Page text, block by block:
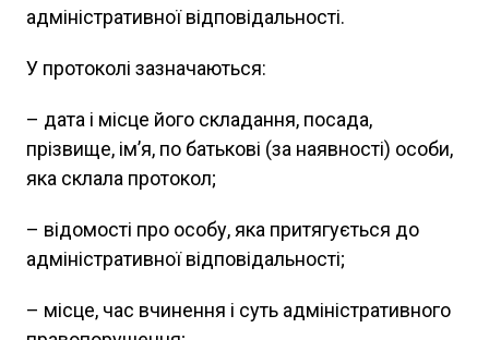
адміністративної відповідальності.
У протоколі зазначаються:
– дата і місце його складання, посада,
прізвище, ім’я, по батькові (за наявності) особи,
яка склала протокол;
– відомості про особу, яка притягується до
адміністративної відповідальності;
– місце, час вчинення і суть адміністративного